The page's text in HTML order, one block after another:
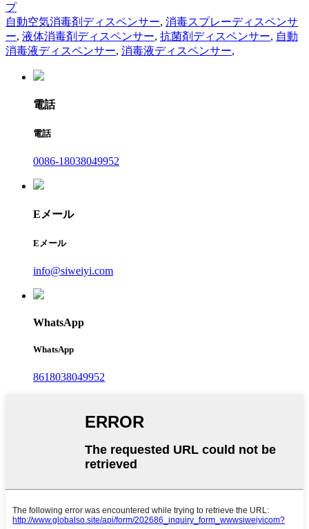
プ
自動空気消毒剤ディスペンサー, 消毒スプレーディスペンサ
ー, 液体消毒剤ディスペンサー, 抗菌剤ディスペンサー, 自動
消毒液ディスペンサー, 消毒液ディスペンサー,
電話
電話
0086-18038049952
Eメール
Eメール
info@siweiyi.com
WhatsApp
WhatsApp
8618038049952